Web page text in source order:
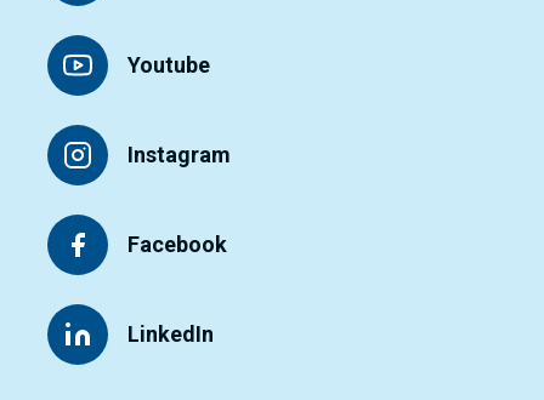
Youtube
Instagram
Facebook
LinkedIn